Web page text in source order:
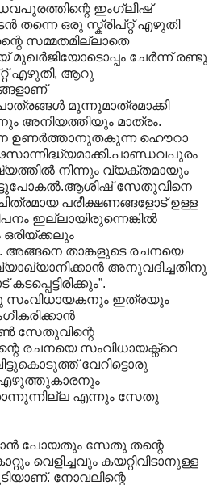
ഇംഗ്ലീഷ്
തന്നെ ഒരു സ്ക്രിപ്റ്റ് എഴുതി
സമ്മതമില്ലാതെ
മുഖർജിയോടൊപ്പം ചേർന്ന് രണ്ടു
എഴുതി, ആറു
മൂന്നുമാത്രമാക്കി
അനിയത്തിയും മാത്രം.
ഉണർത്താനുതകുന്ന ഹൌറാ
നിന്നും വ്യക്തമായും
സേതുവിനെ
പരീക്ഷണങ്ങളോട് ഉള്ള
ഇല്ലായിരുന്നെങ്കിൽ
അങ്ങനെ താങ്കളുടെ രചനയെ
അനുവദിച്ചതിനു
സംവിധായകനും ഇത്രയും
സേതുവിന്റെ
രചനയെ സംവിധായക്ന്റെ
വേറിട്ടൊരു
എഴുത്തുകാരനും
എന്നും സേതു
പോയതും സേതു തന്റെ
വെളിച്ചവും കയറ്റിവിടാനുള്ള
നോവലിന്റെ